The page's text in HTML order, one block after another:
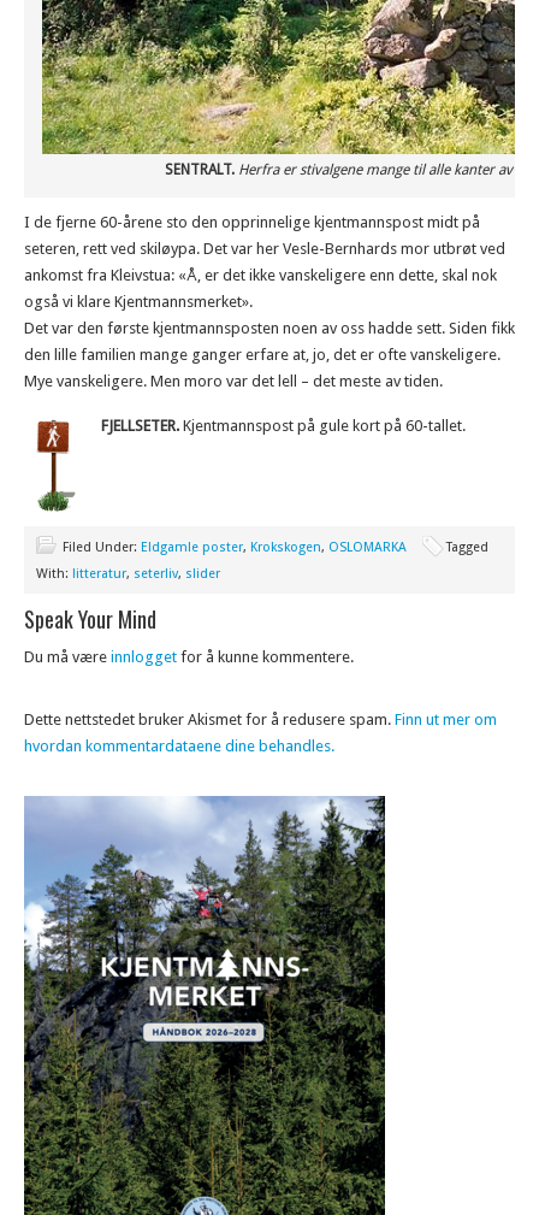
SENTRALT. Herfra er stivalgene mange til alle kanter av
I de fjerne 60-årene sto den opprinnelige kjentmannspost midt på
seteren, rett ved skiløypa. Det var her Vesle-Bernhards mor utbrøt ved
ankomst fra Kleivstua: «Å, er det ikke vanskeligere enn dette, skal nok
også vi klare Kjentmannsmerket».
Det var den første kjentmannsposten noen av oss hadde sett. Siden fikk
den lille familien mange ganger erfare at, jo, det er ofte vanskeligere.
Mye vanskeligere. Men moro var det lell – det meste av tiden.
FJELLSETER. Kjentmannspost på gule kort på 60-tallet.
Filed Under: Eldgamle poster, Krokskogen, OSLOMARKA
Tagged
With: litteratur, seterliv, slider
Speak Your Mind
Du må være innlogget for å kunne kommentere.
Dette nettstedet bruker Akismet for å redusere spam. Finn ut mer om
hvordan kommentardataene dine behandles.